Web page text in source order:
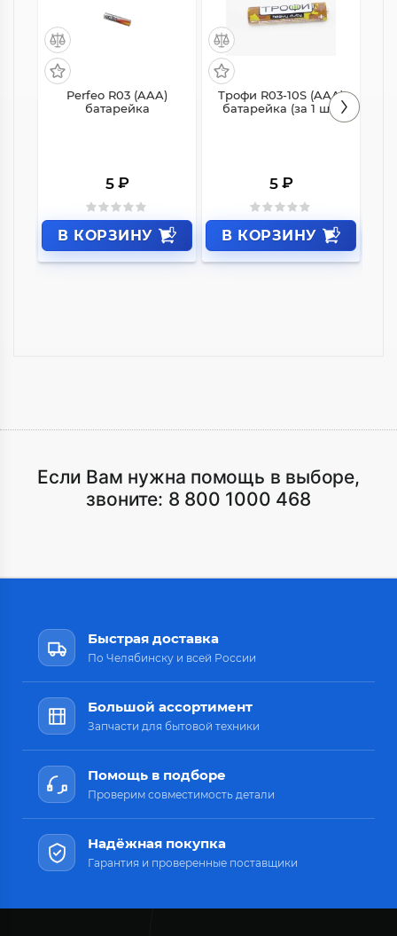
Perfeo R03 (AAA)
батарейка
5 ₽
В КОРЗИНУ
Трофи R03-10S (AAA)
батарейка (за 1 шт.)
5 ₽
В КОРЗИНУ
Если Вам нужна помощь в выборе,
звоните: 8 800 1000 468
Быстрая доставка
По Челябинску и всей России
Большой ассортимент
Запчасти для бытовой техники
Помощь в подборе
Проверим совместимость детали
Надёжная покупка
Гарантия и проверенные поставщики